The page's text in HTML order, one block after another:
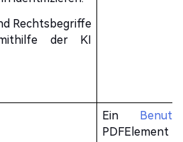
Rechtsbegriffe
der KI
Ein